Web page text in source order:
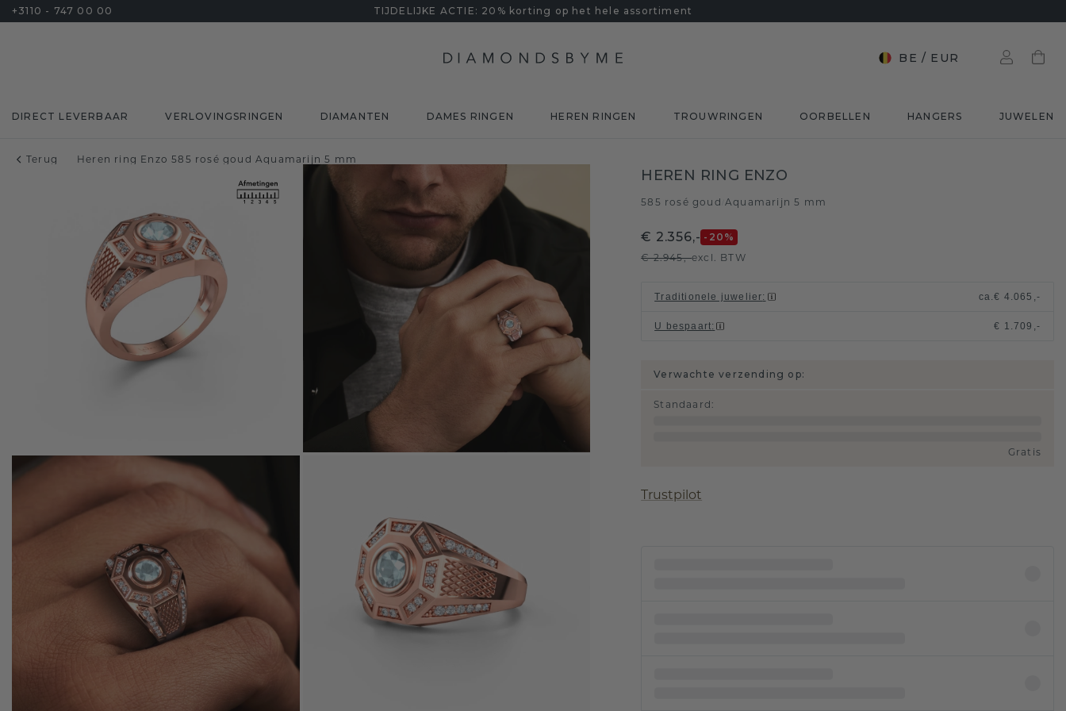
+3110 - 747 00 00 TIJDELIJKE ACTIE: 20% korting op het hele assortiment
BE / EUR
DIRECT LEVERBAAR VERLOVINGSRINGEN DIAMANTEN DAMES RINGEN HEREN RINGEN TROUWRINGEN OORBELLEN HANGERS JUWELEN
Terug Heren ring Enzo 585 rosé goud Aquamarijn 5 mm
HEREN RING ENZO
585 rosé goud Aquamarijn 5 mm
€ 2.356,- -20 %
€ 2.945,-excl. BTW
Traditionele juwelier: ca.€ 4.065,-
U bespaart: € 1.709,-
Verwachte verzending op:
Standaard :
Gratis
Trustpilot